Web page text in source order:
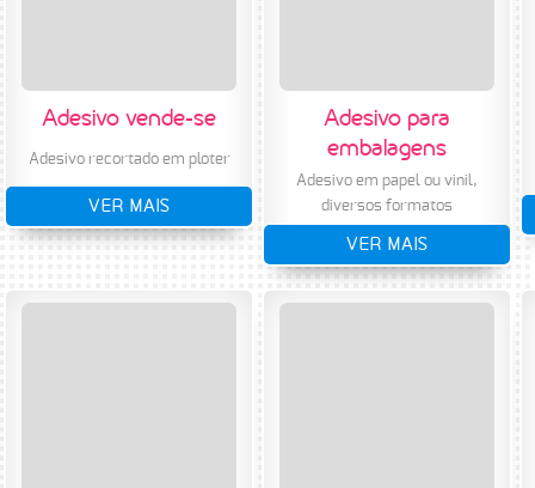
Adesivo vende-se
Adesivo recortado em ploter
VER MAIS
Adesivo para
embalagens
Adesivo em papel ou vinil,
diversos formatos
VER MAIS